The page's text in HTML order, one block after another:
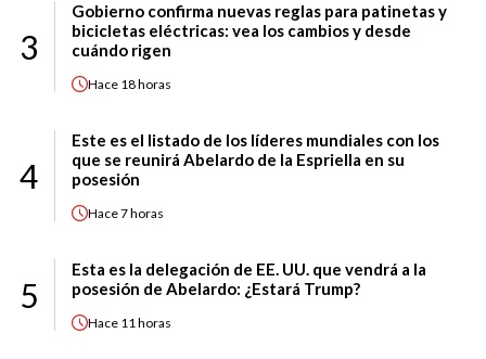
3
Gobierno confirma nuevas reglas para patinetas y
bicicletas eléctricas: vea los cambios y desde
cuándo rigen
Hace 18 horas
4
Este es el listado de los líderes mundiales con los
que se reunirá Abelardo de la Espriella en su
posesión
Hace7 horas
5
Esta es la delegación de EE. UU. que vendrá a la
posesión de Abelardo: ¿Estará Trump?
Hace 11 horas